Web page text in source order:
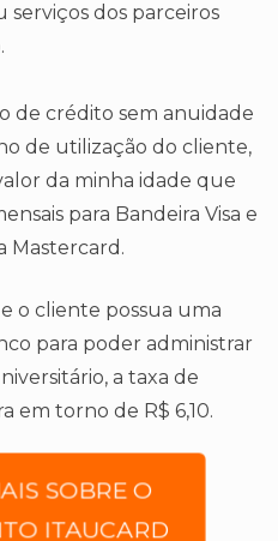
dos parceiros
de crédito sem anuidade
de utilização do cliente,
da minha idade que
para Bandeira Visa e
Mastercard.
o cliente possua uma
para poder administrar
a taxa de
em torno de R$ 6,10.
SOBRE O
ITAUCARD